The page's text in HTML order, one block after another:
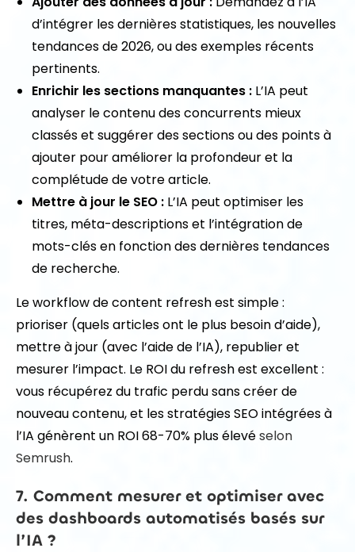
d’intégrer les dernières statistiques, les nouvelles
tendances de 2026, ou des exemples récents
pertinents.
Enrichir les sections manquantes : L’IA peut
analyser le contenu des concurrents mieux
classés et suggérer des sections ou des points à
ajouter pour améliorer la profondeur et la
complétude de votre article.
Mettre à jour le SEO : L’IA peut optimiser les
titres, méta-descriptions et l’intégration de
mots-clés en fonction des dernières tendances
de recherche.
Le workflow de content refresh est simple :
prioriser (quels articles ont le plus besoin d’aide),
mettre à jour (avec l’aide de l’IA), republier et
mesurer l’impact. Le ROI du refresh est excellent :
vous récupérez du trafic perdu sans créer de
nouveau contenu, et les stratégies SEO intégrées à
l’IA génèrent un ROI 68-70% plus élevéselon
Semrush.
7. Comment mesurer et optimiser avec
des dashboards automatisés basés sur
l’IA ?